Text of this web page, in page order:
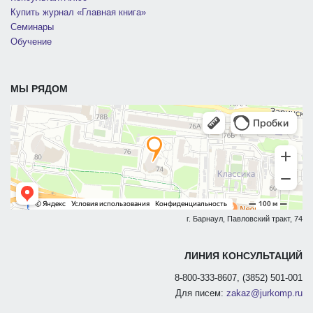
Купить журнал «Главная книга»
Семинары
Обучение
МЫ РЯДОМ
г. Барнаул, Павловский тракт, 74
ЛИНИЯ КОНСУЛЬТАЦИЙ
8-800-333-8607, (3852) 501-001
Для писем: zakaz@jurkomp.ru